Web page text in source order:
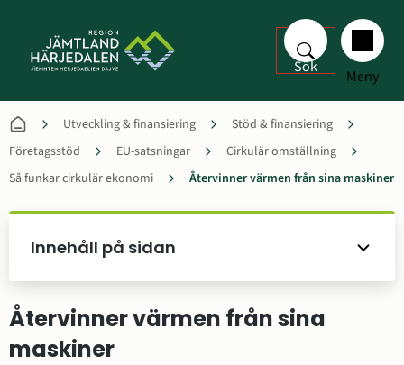
Sök Meny
Utveckling & finansiering
Stöd & finansiering
Företagsstöd
EU-satsningar
Cirkulär omställning
Så funkar cirkulär ekonomi
Återvinner värmen från sina maskiner
Innehåll på sidan
Återvinner värmen från sina
maskiner